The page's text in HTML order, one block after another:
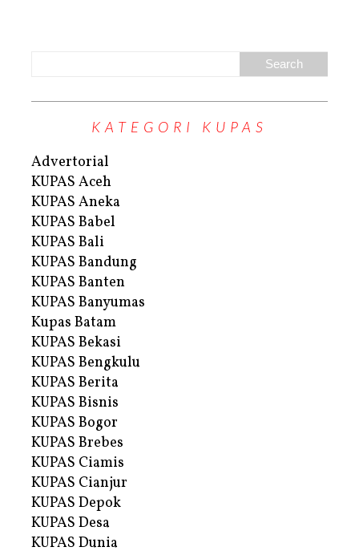
KATEGORI KUPAS
Advertorial
KUPAS Aceh
KUPAS Aneka
KUPAS Babel
KUPAS Bali
KUPAS Bandung
KUPAS Banten
KUPAS Banyumas
Kupas Batam
KUPAS Bekasi
KUPAS Bengkulu
KUPAS Berita
KUPAS Bisnis
KUPAS Bogor
KUPAS Brebes
KUPAS Ciamis
KUPAS Cianjur
KUPAS Depok
KUPAS Desa
KUPAS Dunia